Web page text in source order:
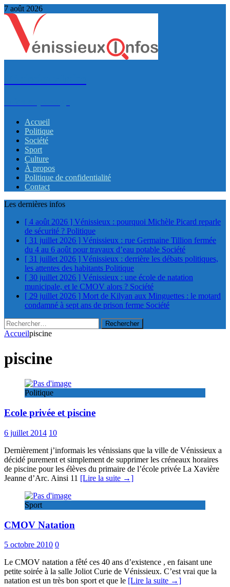
7 août 2026
Accueil
Politique
Société
Sport
Culture
À propos
Politique de confidentialité
Contact
Les dernières infos
[ 4 août 2026 ] Vénissieux : pourquoi Michèle Picard reparle
de sécurité ? Politique
[ 31 juillet 2026 ] Vénissieux : rue Germaine Tillion fermée
du 4 au 6 août pour travaux d’eau potable Société
[ 31 juillet 2026 ] Vénissieux : derrière les débats politiques,
les attentes des habitants Politique
[ 30 juillet 2026 ] Vénissieux : une école de natation
municipale, et le CMOV alors ? Société
[ 29 juillet 2026 ] Mort de Kilyan aux Minguettes : le motard
condamné à sept ans de prison ferme Société
Rechercher :
Accueilpiscine
piscine
Politique
Ecole privée et piscine
6 juillet 2014 10
Dernièrement j’informais les vénissians que la ville de Vénissieux a
décidé purement et simplement de supprimer les créneaux horaires
de piscine pour les élèves du primaire de l’école privée La Xavière
Jeanne d’Arc. Ainsi 11 [Lire la suite →]
Sport
CMOV Natation
5 octobre 2010 0
Le CMOV natation a fêté ces 40 ans d’existence , en faisant une
petite soirée à la salle Joliot Curie de Vénissieux. C’est vrai que la
natation est un très bon sport et que le [Lire la suite →]